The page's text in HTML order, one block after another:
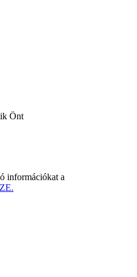
Önt
információkat a